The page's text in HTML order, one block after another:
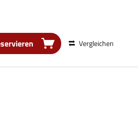
Vergleichen